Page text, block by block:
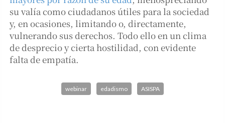
su valía como ciudadanos útiles para la sociedad
y, en ocasiones, limitando o, directamente,
vulnerando sus derechos. Todo ello en un clima
de desprecio y cierta hostilidad, con evidente
falta de empatía.
webinar edadismo ASISPA